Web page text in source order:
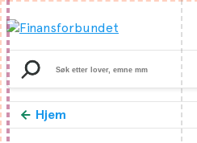
Search
for:
Hjem